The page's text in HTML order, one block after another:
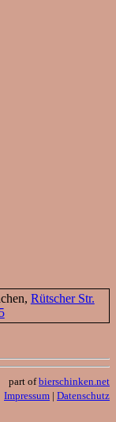
Rütscher Str.
part ofbierschinken.net
Impressum | Datenschutz